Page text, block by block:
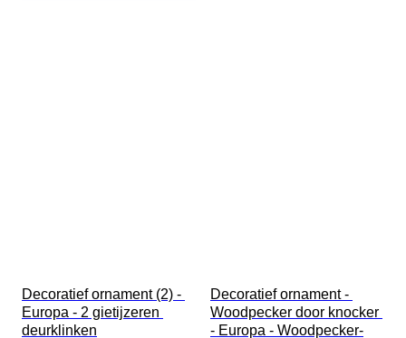
Decoratief ornament (2) -
Europa - 2 gietijzeren
deurklinken
Decoratief ornament -
Woodpecker door knocker
- Europa - Woodpecker-